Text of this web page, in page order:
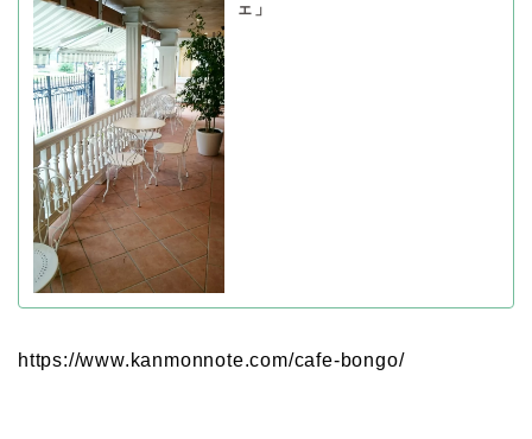
ェ」
https://www.kanmonnote.com/cafe-bongo/